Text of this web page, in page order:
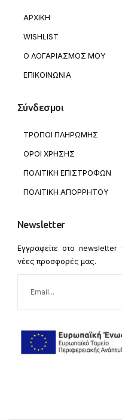
ΑΡΧΙΚΗ
WISHLIST
Ο ΛΟΓΑΡΙΑΣΜΟΣ ΜΟΥ
ΕΠΙΚΟΙΝΩΝΙΑ
Σύνδεσμοι
ΤΡΟΠΟΙ ΠΛΗΡΩΜΗΣ
ΟΡΟΙ ΧΡΗΣΗΣ
ΠΟΛΙΤΙΚΗ ΕΠΙΣΤΡΟΦΩΝ
ΠΟΛΙΤΙΚΗ ΑΠΟΡΡΗΤΟΥ
Newsletter
Εγγραφείτε στο newsletter
νέες προσφορές μας.